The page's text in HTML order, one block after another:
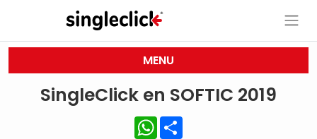
MENU
SingleClick en SOFTIC 2019
WhatsApp